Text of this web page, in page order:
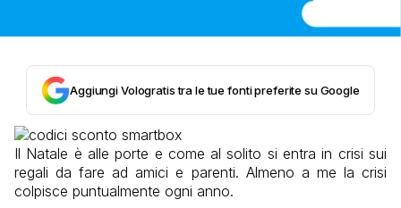
Aggiungi Vologratis tra le tue fonti preferite su Google
Il Natale è alle porte e come al solito si entra in crisi sui
regali da fare ad amici e parenti. Almeno a me la crisi
colpisce puntualmente ogni anno.